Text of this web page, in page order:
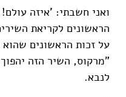
ואני חשבתי: 'איזה
הראשונים לקריאת
על זכות הראשונים
"מרקוס, השיר הזה
לנבא.